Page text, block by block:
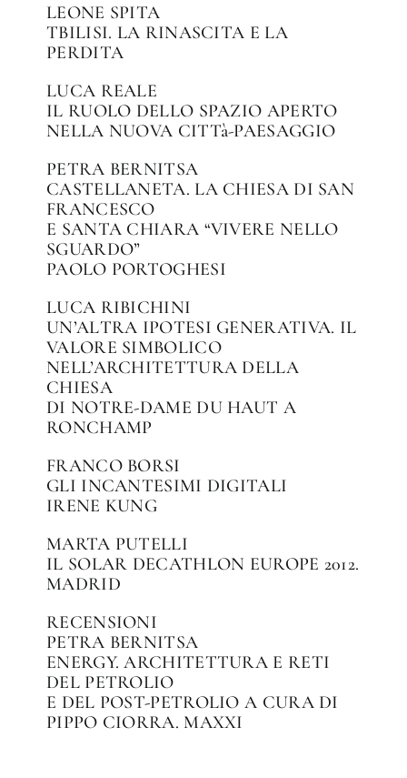
LEONE SPITA
TBILISI. LA RINASCITA E LA
PERDITA
LUCA REALE
IL RUOLO DELLO SPAZIO APERTO
NELLA NUOVA CITTà-PAESAGGIO
PETRA BERNITSA
CASTELLANETA. LA CHIESA DI SAN
FRANCESCO
E SANTA CHIARA “VIVERE NELLO
SGUARDO”
PAOLO PORTOGHESI
LUCA RIBICHINI
UN’ALTRA IPOTESI GENERATIVA. IL
VALORE SIMBOLICO
NELL’ARCHITETTURA DELLA
CHIESA
DI NOTRE-DAME DU HAUT A
RONCHAMP
FRANCO BORSI
GLI INCANTESIMI DIGITALI
IRENE KUNG
MARTA PUTELLI
IL SOLAR DECATHLON EUROPE 2012.
MADRID
RECENSIONI
PETRA BERNITSA
ENERGY. ARCHITETTURA E RETI
DEL PETROLIO
E DEL POST-PETROLIO A CURA DI
PIPPO CIORRA. MAXXI